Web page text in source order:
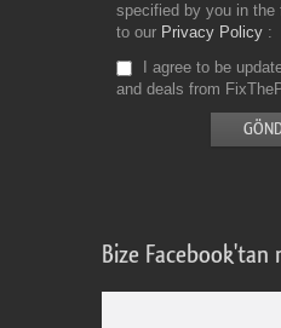
specified by you in the
to our Privacy Policy
I agree to be
and deals from
Bize Facebook'tan